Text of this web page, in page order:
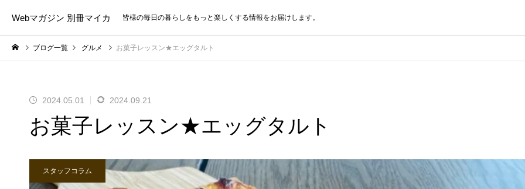
Webマガジン 別冊マイカ 皆様の毎日の暮らしをもっと楽しくする情報をお届けします。
ブログ一覧 グルメ お菓子レッスン★エッグタルト
2024.05.01 2024.09.21
お菓子レッスン★エッグタルト
スタッフコラム